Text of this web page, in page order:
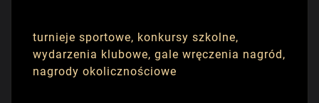
turnieje sportowe, konkursy szkolne,
wydarzenia klubowe, gale wręczenia nagród,
nagrody okolicznościowe